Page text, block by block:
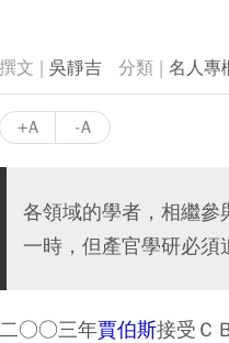
吳靜吉 名人專
+A -A
各領域的學者，相繼
一時，但產官學研必
二○○三年賈伯斯接受Ｃ